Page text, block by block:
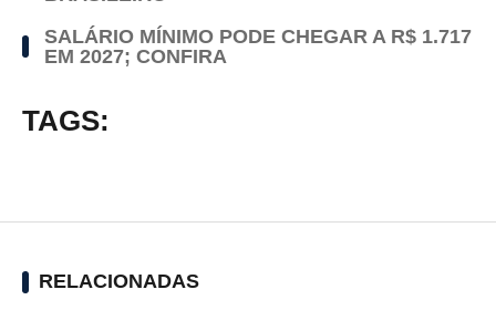
SALÁRIO MÍNIMO PODE CHEGAR A R$ 1.717
EM 2027; CONFIRA
TAGS:
RELACIONADAS